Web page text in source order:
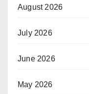
August 2026
July 2026
June 2026
May 2026